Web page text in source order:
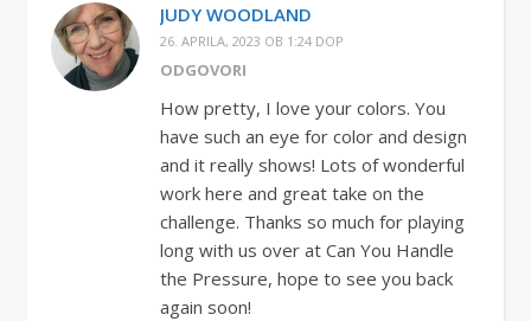
JUDY WOODLAND
26. APRILA, 2023 OB 1:24 DOP
ODGOVORI
How pretty, I love your colors. You
have such an eye for color and design
and it really shows! Lots of wonderful
work here and great take on the
challenge. Thanks so much for playing
long with us over at Can You Handle
the Pressure, hope to see you back
again soon!